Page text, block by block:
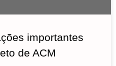
importantes
de ACM